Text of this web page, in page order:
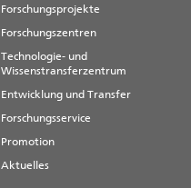
Forschungsprojekte
Forschungszentren
Technologie- und
Wissenstransferzentrum
Entwicklung und Transfer
Forschungsservice
Promotion
Aktuelles